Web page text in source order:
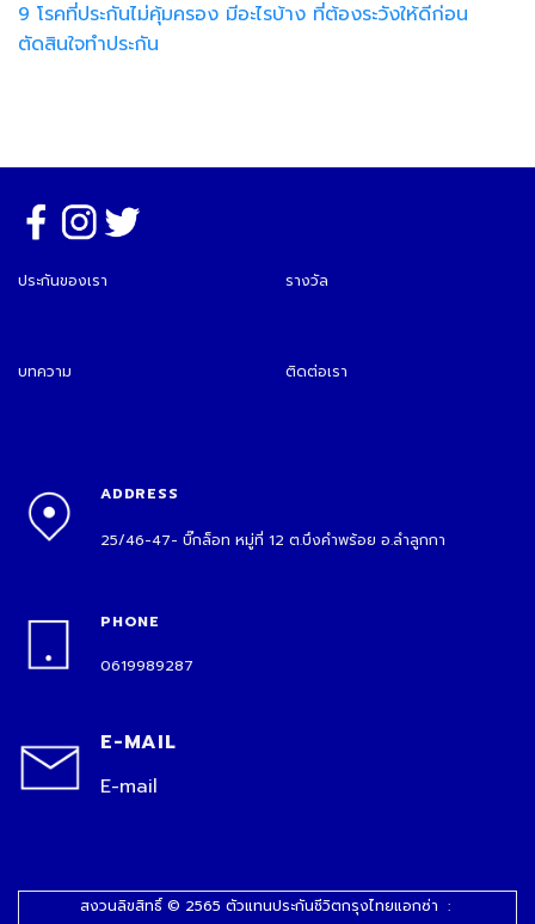
9 โรคที่ประกันไม่คุ้มครอง มีอะไรบ้าง ที่ต้องระวังให้ดีก่อน
ตัดสินใจทำประกัน
ประกันของเรา รางวัล
บทความ ติดต่อเรา
ADDRESS
25/46-47- บิ๊กล็อท หมู่ที่ 12 ต.บึงคำพร้อย อ.ลำลูกกา
PHONE
0619989287
E-MAIL
E-mail
สงวนลิขสิทธิ์ © 2565 ตัวแทนประกันชีวิตกรุงไทยแอกซ่า :